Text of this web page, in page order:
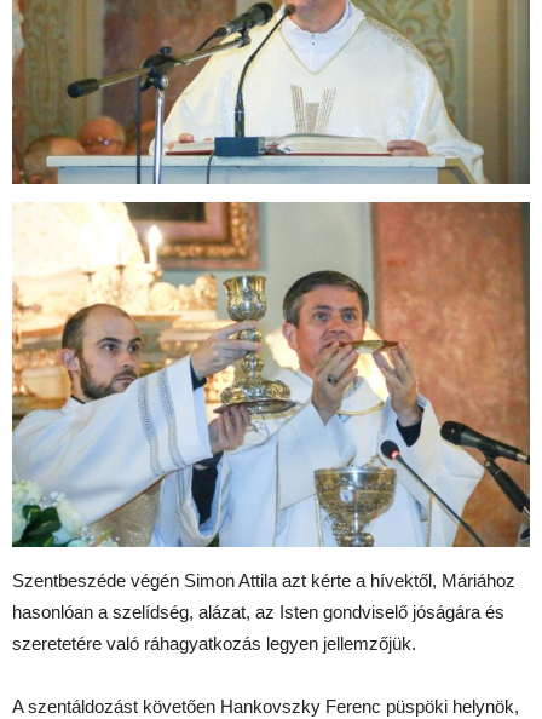
Szentbeszéde végén Simon Attila azt kérte a hívektől, Máriához
hasonlóan a szelídség, alázat, az Isten gondviselő jóságára és
szeretetére való ráhagyatkozás legyen jellemzőjük.
A szentáldozást követően Hankovszky Ferenc püspöki helynök,